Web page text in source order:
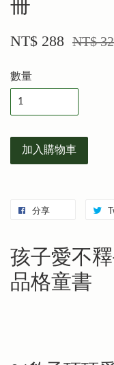
冊
NT$ 288 NT$
數量
加入購物車
分享
孩子愛不
品格童書